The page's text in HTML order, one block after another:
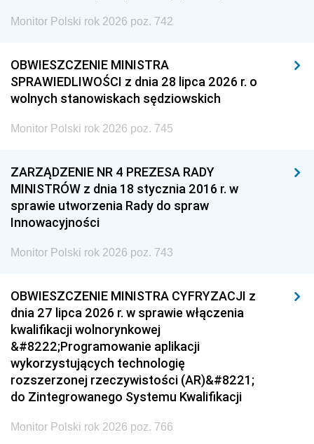
Monitor Polski rok 2026 poz. 742
OBWIESZCZENIE MINISTRA
SPRAWIEDLIWOŚCI z dnia 28 lipca 2026 r. o
wolnych stanowiskach sędziowskich
Monitor Polski rok 2026 poz. 745
ZARZĄDZENIE NR 4 PREZESA RADY
MINISTRÓW z dnia 18 stycznia 2016 r. w
sprawie utworzenia Rady do spraw
Innowacyjności
Monitor Polski rok 2026 poz. 743
OBWIESZCZENIE MINISTRA CYFRYZACJI z
dnia 27 lipca 2026 r. w sprawie włączenia
kwalifikacji wolnorynkowej
&#8222;Programowanie aplikacji
wykorzystujących technologię
rozszerzonej rzeczywistości (AR)&#8221;
do Zintegrowanego Systemu Kwalifikacji
Monitor Polski rok 2026 poz. 766